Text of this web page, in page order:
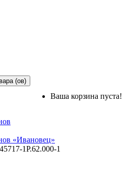
(ов)
Ваша корзина пуста!
«Ивановец»
1Р.62.000-1